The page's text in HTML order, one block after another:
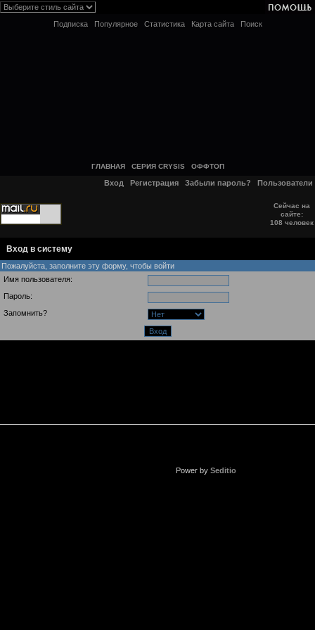
Подписка Популярное Статистика Карта сайта Поиск
ГЛАВНАЯ СЕРИЯ CRYSIS ОФФТОП
Вход Регистрация Забыли пароль? Пользователи
Сейчас на
сайте:
108 человек
Вход в систему
Пожалуйста, заполните эту форму, чтобы войти
Имя пользователя:
Пароль:
Запомнить?
Power by Seditio